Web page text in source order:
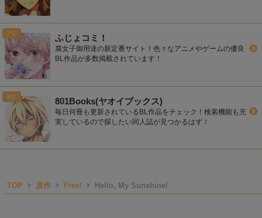
ふじょコミ！
腐女子御用達の新定番サイト！色々なアニメやゲームの優良
BL作品が多数掲載されています！
801Books(ヤオイブックス)
毎日何冊も更新されているBL作品をチェック！検索機能も充
実しているので探したい同人誌が見つかるはず！
TOP 原作 Free! Hello, My Sunshine!